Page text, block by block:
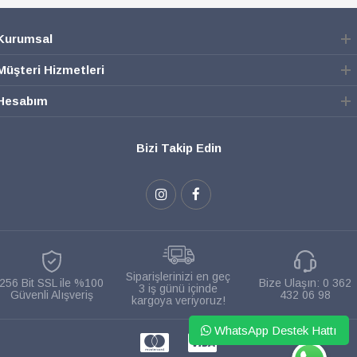
Hizmetleri
Bizi Takip Edin
256 Bit SSL ile %100
Güvenli Alışveriş
Siparişlerinizi en geç
3 iş günü içinde
kargoya veriyoruz!
Bize Ulaşın: 0 362
432 06 98
WHATSAPP
WhatsApp Destek Hattı